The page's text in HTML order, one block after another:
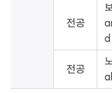
전공
전공